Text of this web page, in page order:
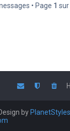
• Page 1 sur
byPlanetStyles